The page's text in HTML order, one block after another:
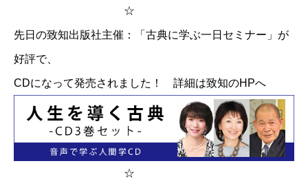
☆
先日の致知出版社主催：「古典に学ぶ一日セミナー」が
好評で、
CDになって発売されました！ 詳細は致知のHPへ
☆